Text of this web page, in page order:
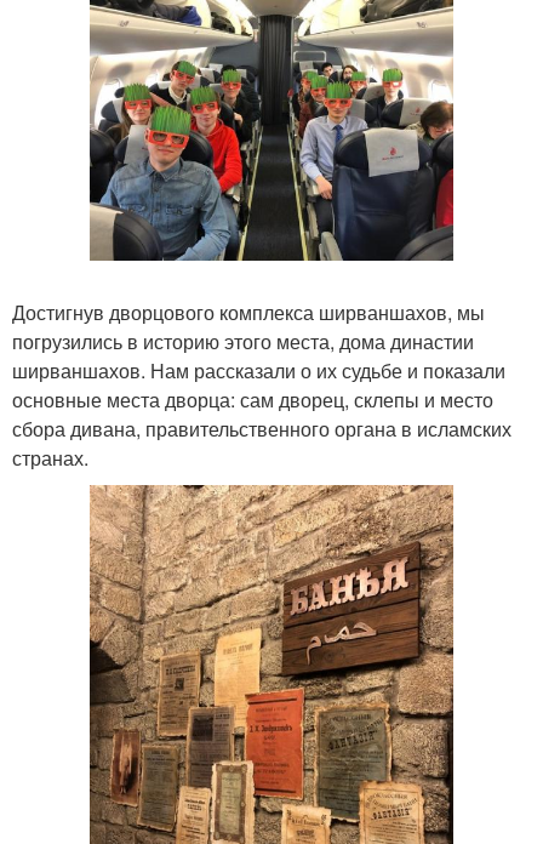
Достигнув дворцового комплекса ширваншахов, мы
погрузились в историю этого места, дома династии
ширваншахов. Нам рассказали о их судьбе и показали
основные места дворца: сам дворец, склепы и место
сбора дивана, правительственного органа в исламских
странах.